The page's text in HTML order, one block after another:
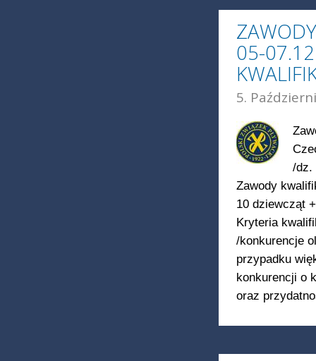
05-
5.
/dz.
Zawody
10 dziewcząt
Kryteria
/konkurencje
przypadku
konkurencji o
oraz